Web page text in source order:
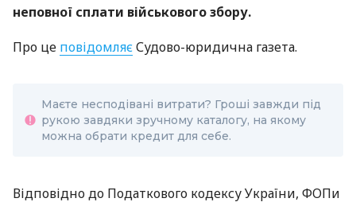
неповної сплати військового збору.
Про це повідомляєСудово-юридична газета.
Маєте несподівані витрати? Гроші завжди під
рукою завдяки зручному каталогу, на якому
можна обрати кредит для себе.
Відповідно до Податкового кодексу України, ФОПи